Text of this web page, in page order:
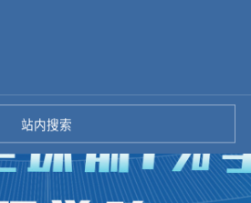
站内搜索